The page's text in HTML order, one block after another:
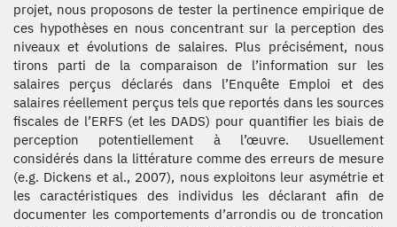
projet, nous proposons de tester la pertinence empirique de
ces hypothèses en nous concentrant sur la perception des
niveaux et évolutions de salaires. Plus précisément, nous
tirons parti de la comparaison de l’information sur les
salaires perçus déclarés dans l’Enquête Emploi et des
salaires réellement perçus tels que reportés dans les sources
fiscales de l’ERFS (et les DADS) pour quantifier les biais de
perception potentiellement à l’œuvre. Usuellement
considérés dans la littérature comme des erreurs de mesure
(e.g. Dickens et al., 2007), nous exploitons leur asymétrie et
les caractéristiques des individus les déclarant afin de
documenter les comportements d’arrondis ou de troncation